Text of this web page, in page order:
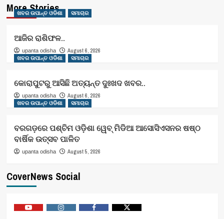
More Stories
ଖବର ଉପାନ୍ତ ଓଡିଶା ସମାଚାର
ଆଜିର ରାଶିଫଳ..
upanta odisha
August 6, 2026
ଖବର ଉପାନ୍ତ ଓଡିଶା
ସମାଚାର
କୋରାପୁଟରୁ ଆସିଛି ଅତ୍ୟନ୍ତ ଦୁଃଖଦ ଖବର..
upanta odisha
August 6, 2026
ଖବର ଉପାନ୍ତ ଓଡିଶା
ସମାଚାର
ବରଗଡ଼ରେ ପଶ୍ଚିମ ଓଡ଼ିଶା ୱେବ୍ ମିଡିଆ ଆସୋସିଏସନର ଷଷ୍ଠ
ବାର୍ଷିକ ଉତ୍ସବ ପାଳିତ
upanta odisha August 5, 2026
CoverNews Social